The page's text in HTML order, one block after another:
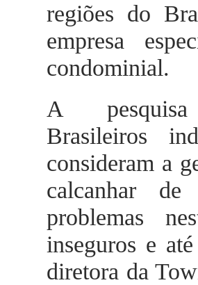
regiões do
empresa
condominial.
A
Brasileiros
consideram a
calcanhar
problemas
inseguros e
diretora da